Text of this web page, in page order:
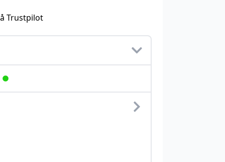
Trustpilot